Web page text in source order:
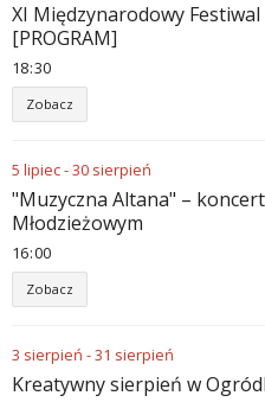
XI Międzynarodowy
[PROGRAM]
18:30
Zobacz
5 lipiec-30 sierpień
"Muzyczna Altana" –
Młodzieżowym
16:00
Zobacz
3 sierpień -31 sierpień
Kreatywny sierpień w